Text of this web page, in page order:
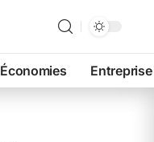
Économies Entreprise